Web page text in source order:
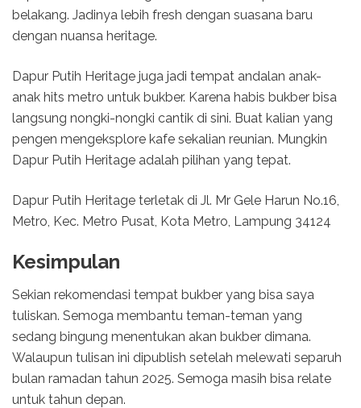
belakang. Jadinya lebih fresh dengan suasana baru
dengan nuansa heritage.
Dapur Putih Heritage juga jadi tempat andalan anak-
anak hits metro untuk bukber. Karena habis bukber bisa
langsung nongki-nongki cantik di sini. Buat kalian yang
pengen mengeksplore kafe sekalian reunian. Mungkin
Dapur Putih Heritage adalah pilihan yang tepat.
Dapur Putih Heritage terletak di Jl. Mr Gele Harun No.16,
Metro, Kec. Metro Pusat, Kota Metro, Lampung 34124
Kesimpulan
Sekian rekomendasi tempat bukber yang bisa saya
tuliskan. Semoga membantu teman-teman yang
sedang bingung menentukan akan bukber dimana.
Walaupun tulisan ini dipublish setelah melewati separuh
bulan ramadan tahun 2025. Semoga masih bisa relate
untuk tahun depan.